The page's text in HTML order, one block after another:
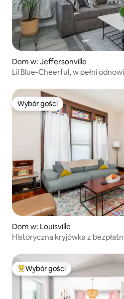
Dom w: Jeffersonville
Lil Blue-Cheerful, w pełni
Wybór gości
Wybór gości
Dom w: Louisville
Historyczna kryjówka z
Najpopularniejsze z kategorii
Wybór gości